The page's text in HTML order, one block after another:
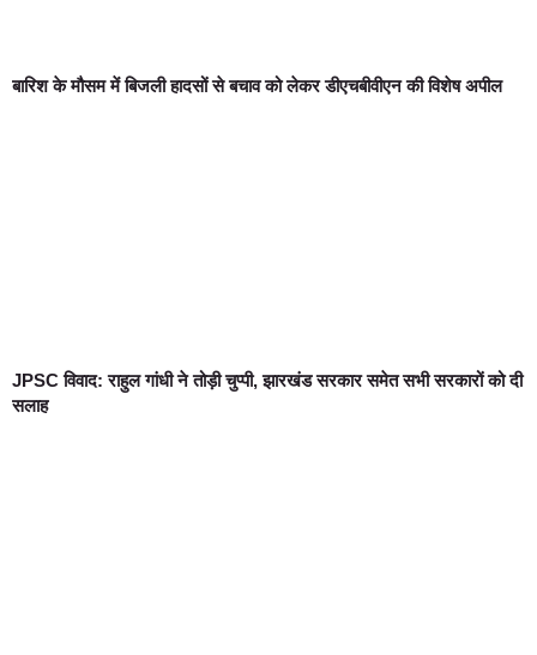
बारिश के मौसम में बिजली हादसों से बचाव को लेकर डीएचबीवीएन की विशेष अपील
JPSC विवाद: राहुल गांधी ने तोड़ी चुप्पी, झारखंड सरकार समेत सभी सरकारों को दी
सलाह